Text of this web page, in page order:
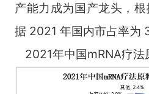
产能力成为国产龙头，
据 2021 年国内市占率为
2021年中国mRNA疗法